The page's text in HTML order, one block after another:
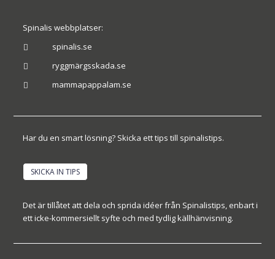
Spinalis webbplatser:
 spinalis.se
 ryggmärgsskada.se
 mammapappalam.se
Har du en smart lösning? Skicka ett tips till spinalistips.
SKICKA IN TIPS
Det är tillåtet att dela och sprida idéer från Spinalistips, enbart i
ett icke-kommersiellt syfte och med tydlig källhänvisning.